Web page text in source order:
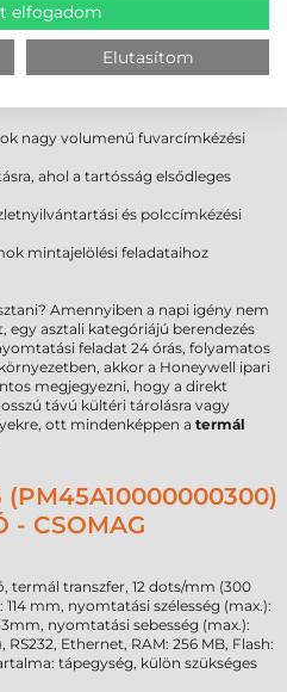
ÉS „MIKOR
VÁLASZTÁS?”
nagy volumenű fuvarcímkézési
ahol a tartósság elsődleges
és polccímkézési
mintajelölési feladataihoz
Amennyiben a napi igény nem
egy asztali kategóriájú berendezés
feladat 24 órás, folyamatos
akkor a Honeywell ipari
megjegyezni, hogy a direkt
távú kültéri tárolásra vagy
ott mindenképpen a termál
(PM45A10000000300)
- CSOMAG
transzfer, 12 dots/mm (300
mm, nyomtatási szélesség (max.):
nyomtatási sebesség (max.):
Ethernet, RAM: 256 MB, Flash:
tápegység, külön szükséges
elfogadom
Elutasítom